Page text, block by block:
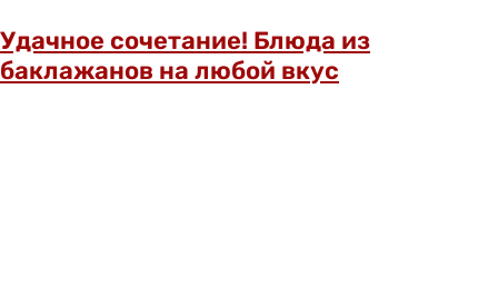
Удачное сочетание! Блюда из
баклажанов на любой вкус